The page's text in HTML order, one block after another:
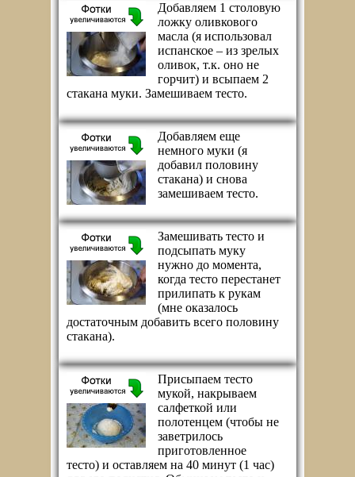
Добавляем 1 столовую
ложку оливкового
масла (я использовал
испанское – из зрелых
оливок, т.к. оно не
горчит) и всыпаем 2
стакана муки. Замешиваем тесто.
Добавляем еще
немного муки (я
добавил половину
стакана) и снова
замешиваем тесто.
Замешивать тесто и
подсыпать муку
нужно до момента,
когда тесто перестанет
прилипать к рукам
(мне оказалось
достаточным добавить всего половину
стакана).
Присыпаем тесто
мукой, накрываем
салфеткой или
полотенцем (чтобы не
заветрилось
приготовленное
тесто) и оставляем на 40 минут (1 час)